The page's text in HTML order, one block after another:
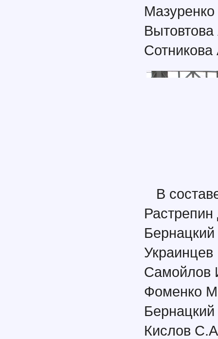
В
Самойлов
Фоменко
Кислов